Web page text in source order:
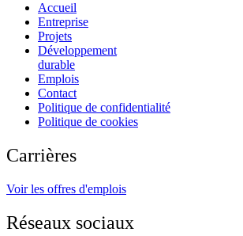
Accueil
Entreprise
Projets
Développement
durable
Emplois
Contact
Politique de confidentialité
Politique de cookies
Carrières
Voir les offres d'emplois
Réseaux sociaux